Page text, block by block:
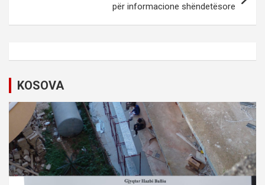
n
v
i
g
a
t
i
o
për informacione shëndetësore
KOSOVA